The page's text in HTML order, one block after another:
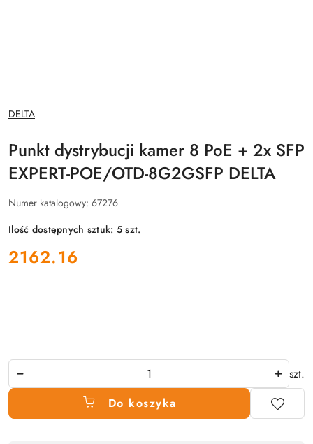
NAZWA
PRODUCENTA:
DELTA
Punkt dystrybucji kamer 8 PoE + 2x SFP
EXPERT-POE/OTD-8G2GSFP DELTA
Numer katalogowy: 67276
Ilość dostępnych sztuk: 5szt.
cena:
2162.16
szt.
Do koszyka